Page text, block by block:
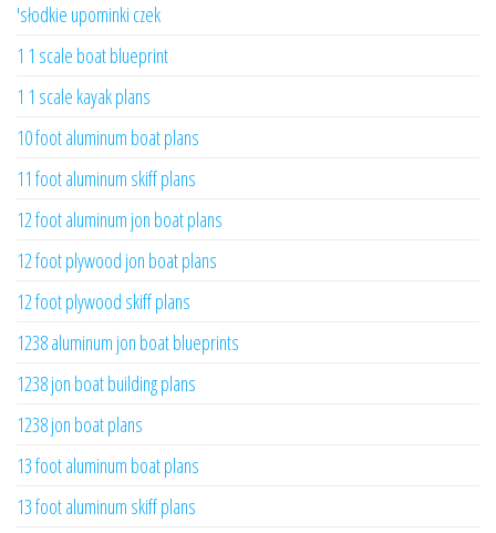
'słodkie upominki czek
1 1 scale boat blueprint
1 1 scale kayak plans
10 foot aluminum boat plans
11 foot aluminum skiff plans
12 foot aluminum jon boat plans
12 foot plywood jon boat plans
12 foot plywood skiff plans
1238 aluminum jon boat blueprints
1238 jon boat building plans
1238 jon boat plans
13 foot aluminum boat plans
13 foot aluminum skiff plans